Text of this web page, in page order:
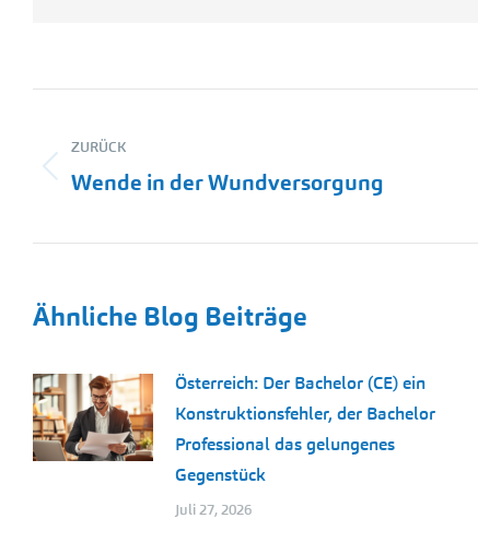
ZURÜCK
Vorheriger
Wende in der Wundversorgung
Ähnliche Blog Beiträge
Österreich: Der Bachelor (CE) ein
Konstruktionsfehler, der Bachelor
Professional das gelungenes
Gegenstück
Juli 27, 2026